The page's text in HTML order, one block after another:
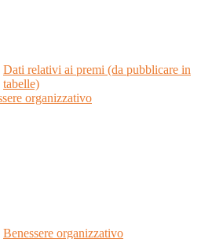
Dati relativi ai premi (da pubblicare in
tabelle)
organizzativo
Benessere organizzativo